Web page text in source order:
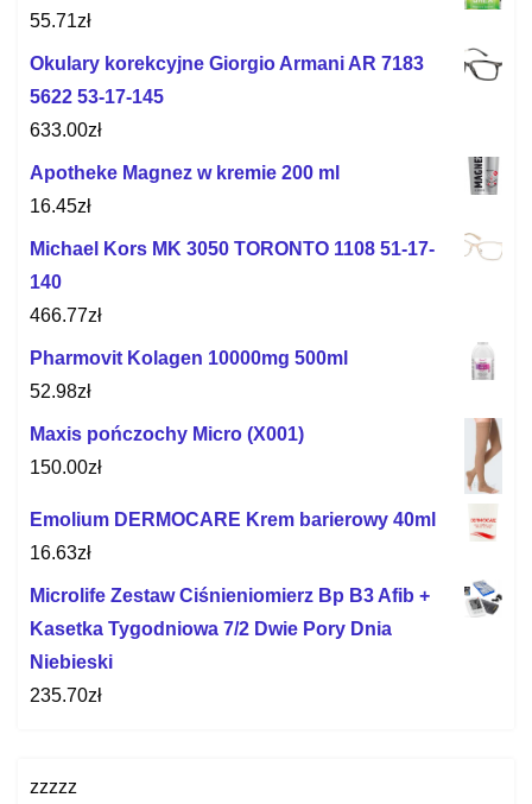
55.71zł
Okulary korekcyjne Giorgio Armani AR 7183
5622 53-17-145
633.00zł
Apotheke Magnez w kremie 200 ml
16.45zł
Michael Kors MK 3050 TORONTO 1108 51-17-
140
466.77zł
Pharmovit Kolagen 10000mg 500ml
52.98zł
Maxis pończochy Micro (X001)
150.00zł
Emolium DERMOCARE Krem barierowy 40ml
16.63zł
Microlife Zestaw Ciśnieniomierz Bp B3 Afib +
Kasetka Tygodniowa 7/2 Dwie Pory Dnia
Niebieski
235.70zł
zzzzz